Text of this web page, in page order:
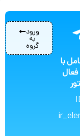
با
فعال
ورود
به
گروه